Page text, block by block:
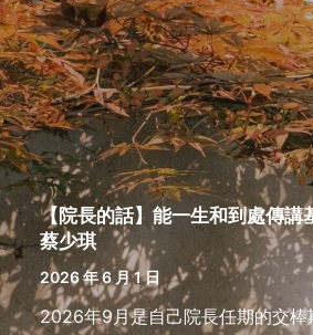
【院長的話】能一生和到處傳講
蔡少琪
2026 年 6 月 1 日
2026年9月是自己院長任期的交棒